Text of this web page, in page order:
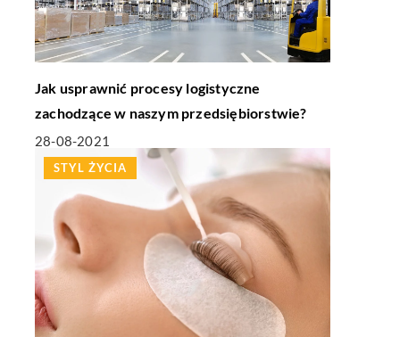
Jak usprawnić procesy logistyczne
zachodzące w naszym przedsiębiorstwie?
28-08-2021
STYL ŻYCIA